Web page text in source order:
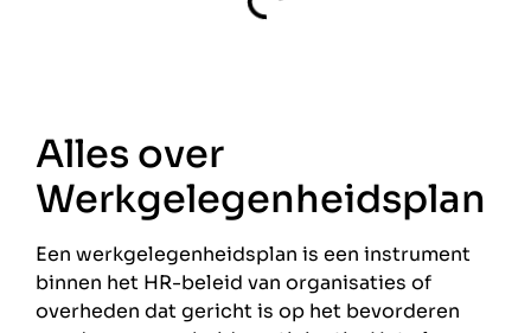
Alles over
Werkgelegenheidsplan
Een werkgelegenheidsplan is een instrument
binnen het HR-beleid van organisaties of
overheden dat gericht is op het bevorderen